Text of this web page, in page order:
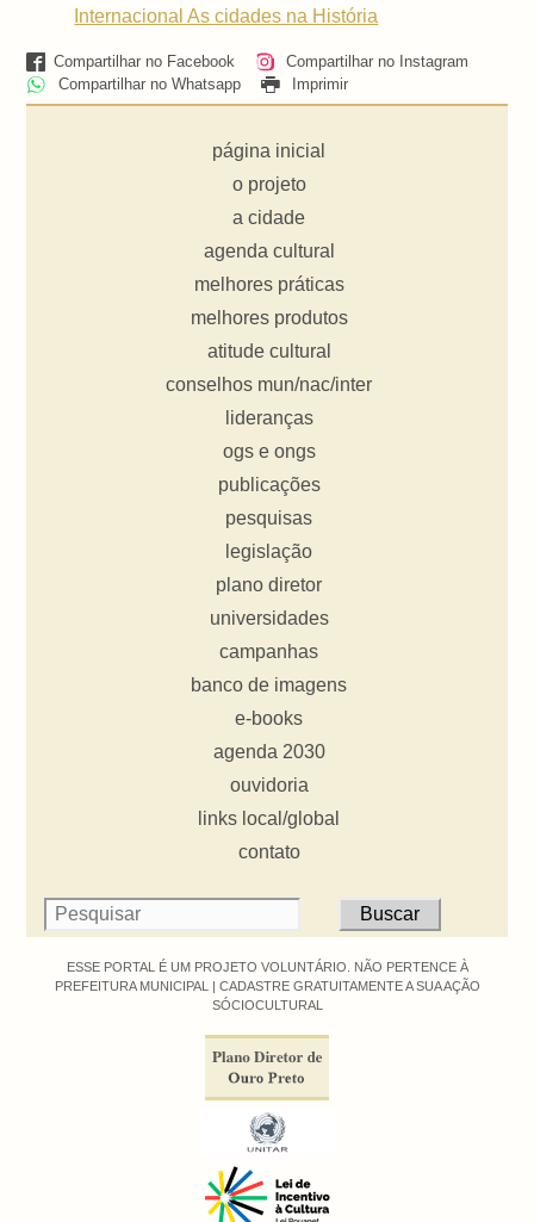
Internacional As cidades na História
Compartilhar no Facebook
Compartilhar no Instagram
Compartilhar no Whatsapp
Imprimir
página inicial
o projeto
a cidade
agenda cultural
melhores práticas
melhores produtos
atitude cultural
conselhos mun/nac/inter
lideranças
ogs e ongs
publicações
pesquisas
legislação
plano diretor
universidades
campanhas
banco de imagens
e-books
agenda 2030
ouvidoria
links local/global
contato
ESSE PORTAL É UM PROJETO VOLUNTÁRIO. NÃO PERTENCE À
PREFEITURA MUNICIPAL | CADASTRE GRATUITAMENTE A SUA AÇÃO
SÓCIOCULTURAL